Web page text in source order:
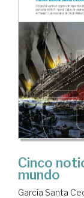
Cinco
mundo
García Santa